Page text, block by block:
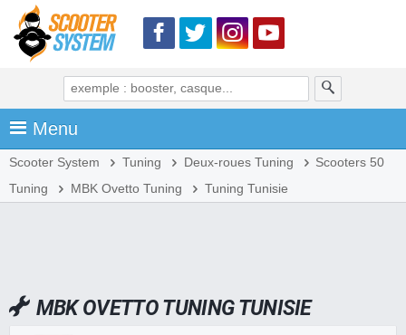
Menu
Scooter System Tuning Deux-roues Tuning
Scooters 50
Tuning
MBK Ovetto Tuning Tuning Tunisie
MBK OVETTO TUNING TUNISIE